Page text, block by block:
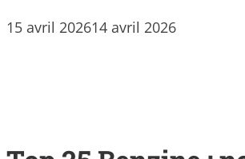
15 avril 202614 avril 2026